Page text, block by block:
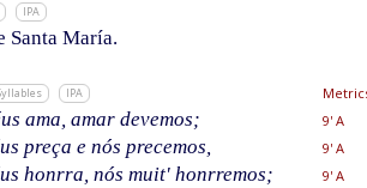
IPA
Santa María.
IPA
ama, amar devemos;
9' A
preça e nós precemos,
9' A
honrra, nós muit' honrremos;
9' A